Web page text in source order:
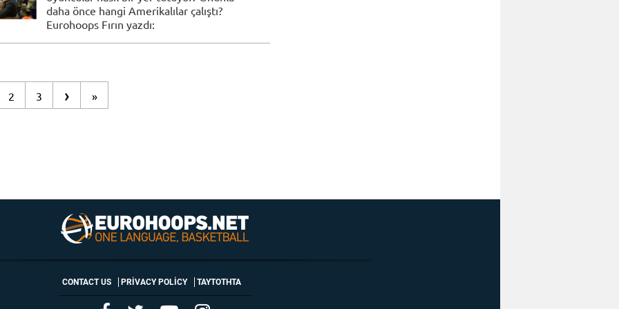
daha önce hangi Amerikalılar çalıştı?
Eurohoops Fırın yazdı:
2 3 › »
CONTACT US PRIVACY POLICY ΤΑΥΤΟΤΗΤΑ